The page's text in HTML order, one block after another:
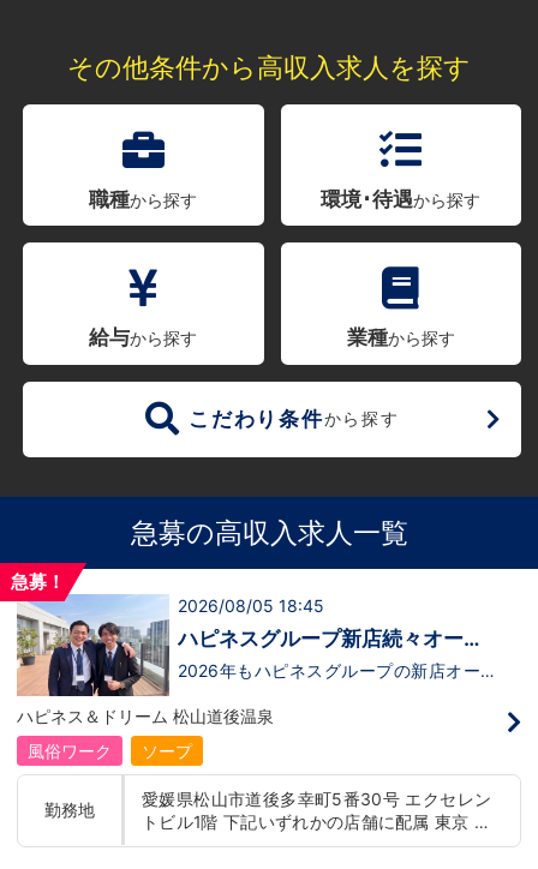
その他条件から高収入求人を探す
職種から探す 環境･待遇から探す
給与から探す 業種から探す
こだわり条件から探す
急募の高収入求人一覧
急募！
2026/08/05 18:45
ハピネスグループ新店続々オープ
ン決定！
2026年もハピネスグループの新店オープ
てみませんか？いままでの職歴も学歴も一
切関係ありません。頑張り次第で20代で
年収1000万円も夢じゃないんです！一般
職からの転職や、女性からのご応募大歓
ッフ一人ひとりが働きやすい環境のお店で
す。現在多くの女性スタッフが勤務してお
ります。業界経験のある方もない方もご応
ハピネス＆ドリーム 松山道後温泉
風俗ワーク
ソープ
勤務地
愛媛県松山市道後多幸町5番30号 エクセレン
トビル1階 下記いずれかの店舗に配属 東京 五
反田：五反田駅から徒歩2分 池袋：池袋駅西